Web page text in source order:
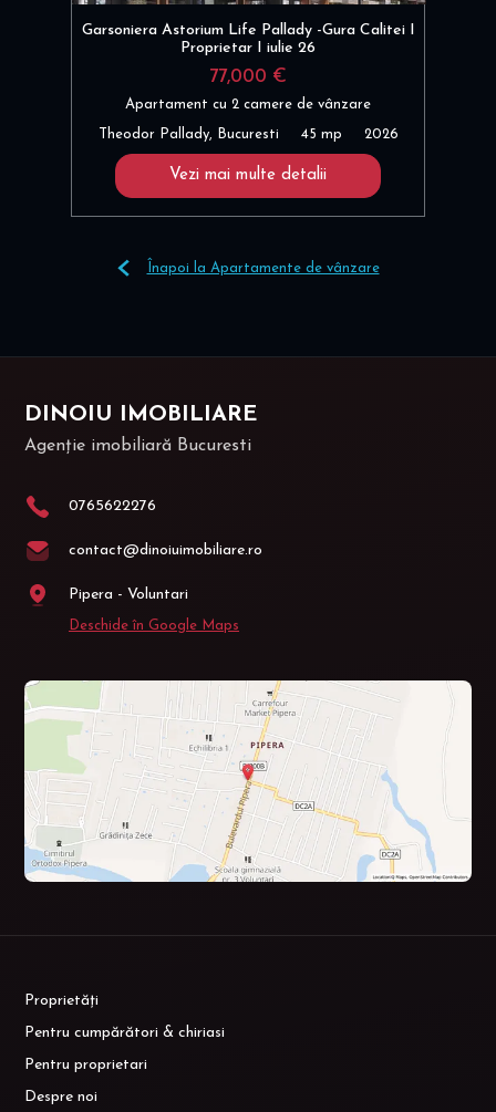
Garsoniera Astorium Life Pallady -Gura Calitei I
Proprietar I iulie 26
77,000 €
Apartament cu 2 camere de vânzare
Theodor Pallady, Bucuresti 45 mp 2026
Vezi mai multe detalii
Înapoi la Apartamente de vânzare
DINOIU IMOBILIARE
Agenție imobiliară Bucuresti
0765622276
contact@dinoiuimobiliare.ro
Pipera - Voluntari
Deschide în Google Maps
Proprietăți
Pentru cumpărători & chiriasi
Pentru proprietari
Despre noi